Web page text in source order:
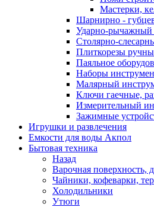
Мастерки,
Шарнирно -
Ударно-рычажный
Столярно-
Плиткорезы
Паяльное
Наборы
Малярный
Ключи гаечные,
Измерительный
Зажимные
Игрушки и развлечения
Емкости для воды Акпол
Бытовая техника
Назад
Варочная поверхность,
Чайники, кофеварки,
Холодильники
Утюги